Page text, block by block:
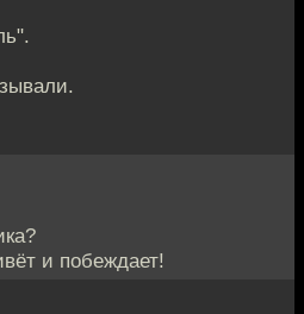
и побеждает!